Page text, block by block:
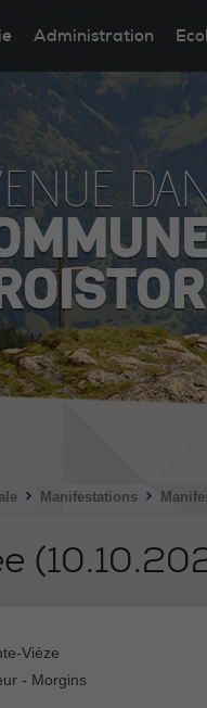
Administration
> Manifestations >
Vièze
- Morgins